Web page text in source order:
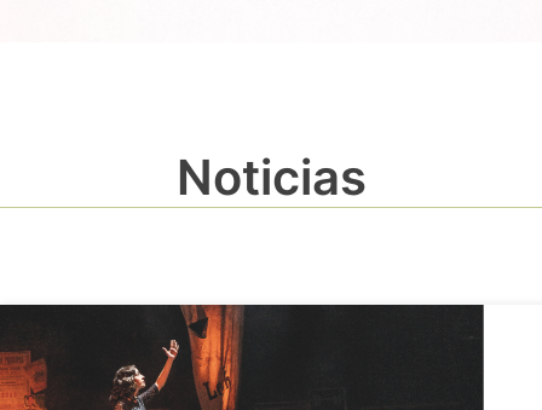
Noticias